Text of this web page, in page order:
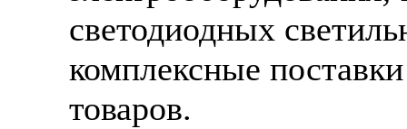
светодиодных
комплексные
товаров.